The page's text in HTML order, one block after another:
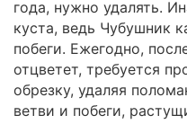
года, нужно удалять.
куста, ведь Чубушник
побеги. Ежегодно,
отцветет, требуется
обрезку, удаляя
ветви и побеги,